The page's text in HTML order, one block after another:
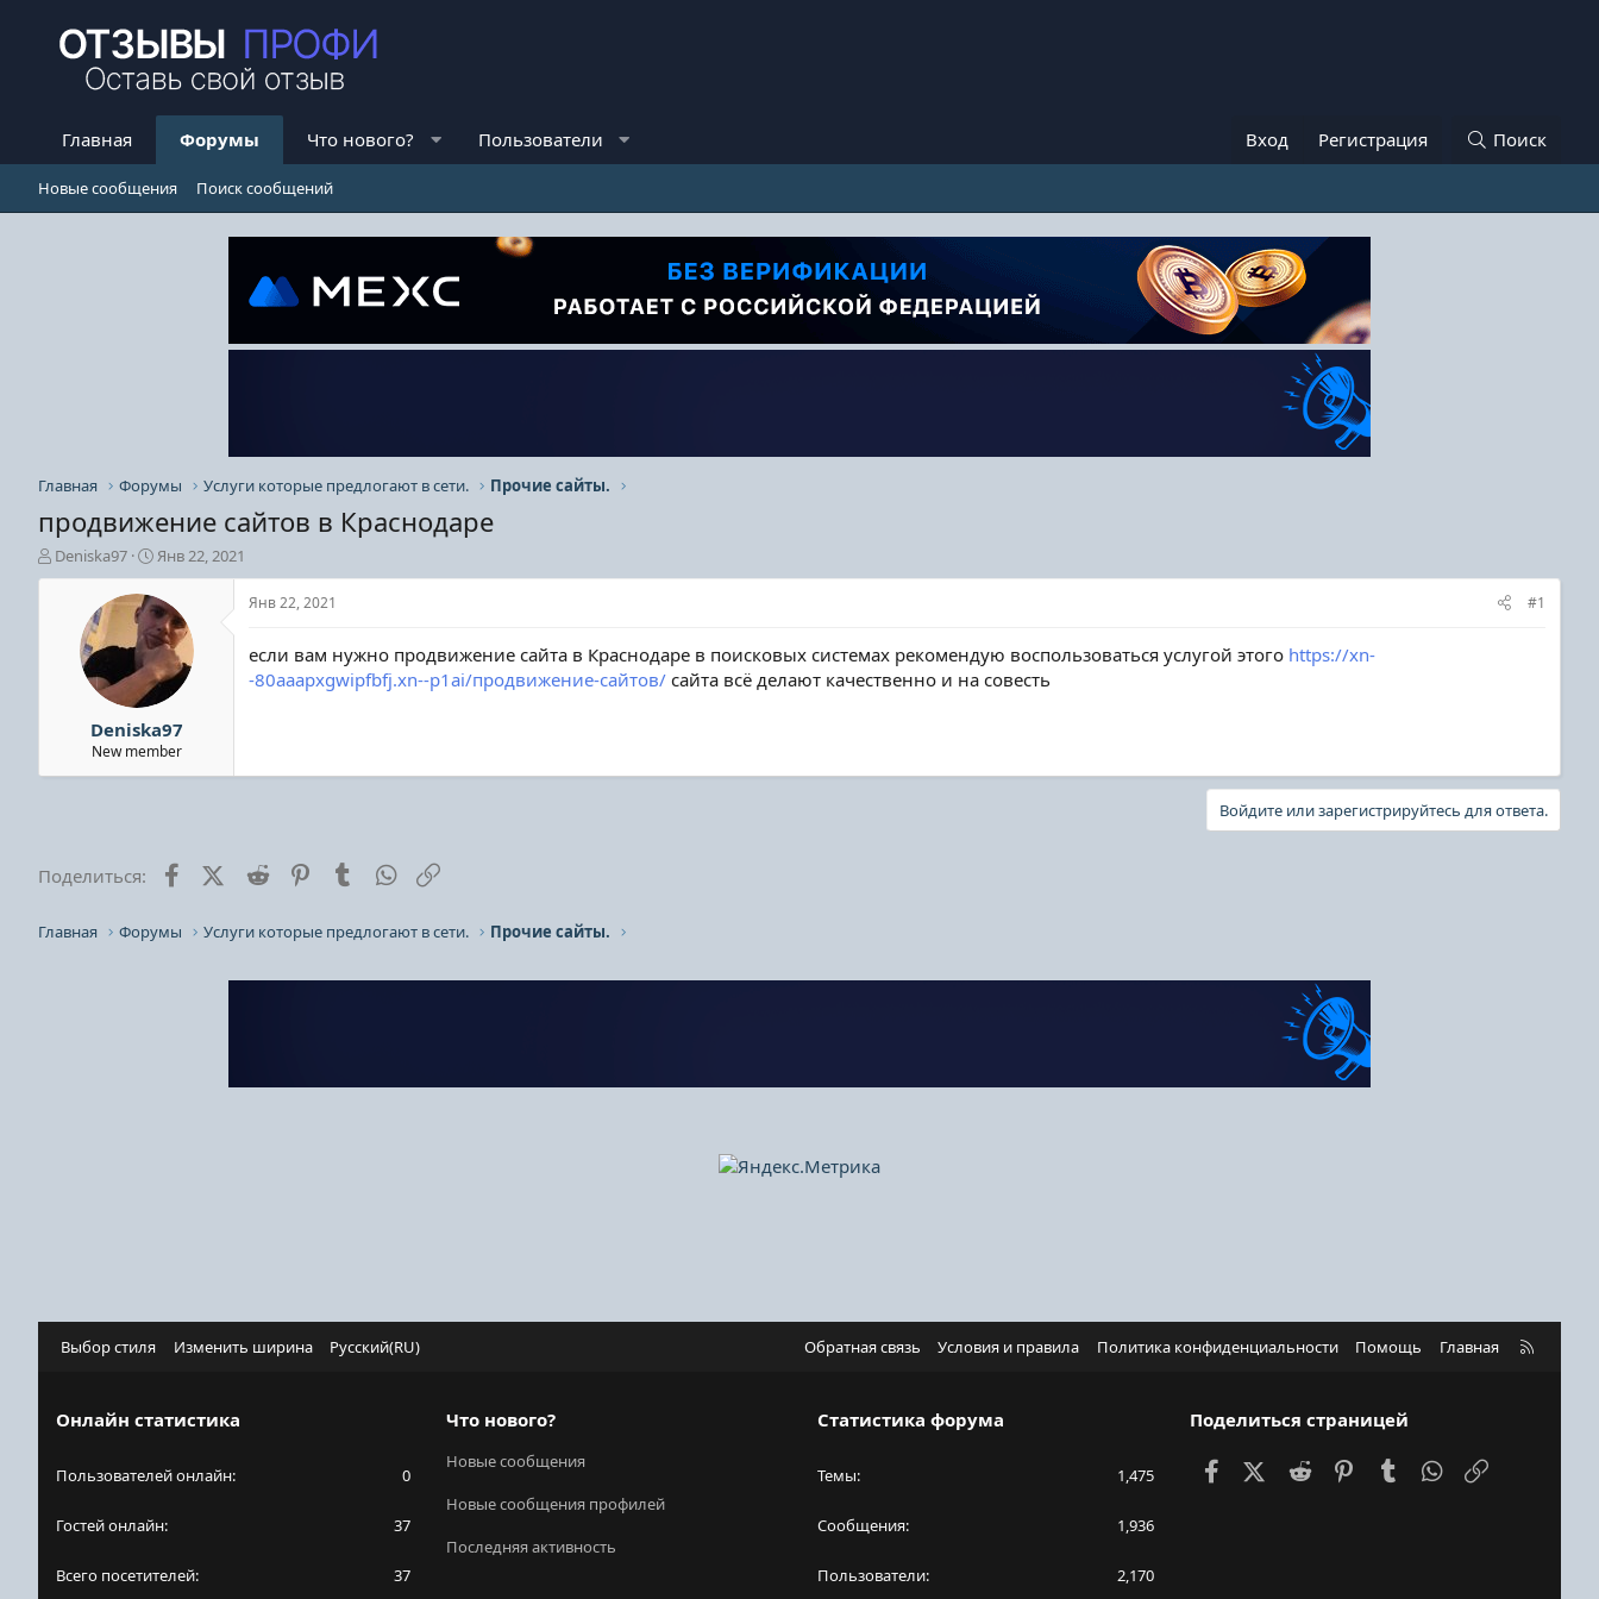
Главная Форумы Что нового? Пользователи Вход Регистрация Поиск
Новые сообщения Поиск сообщений
Главная Форумы Услуги которые предлогают в сети. Прочие сайты.
продвижение сайтов в Краснодаре
А
в
Deniska97
Д
а
т
а
н
а
ч
а
л
а
Янв 22, 2021
Deniska97
New member
Янв 22, 2021 #1
если вам нужно продвижение сайта в Краснодаре в поисковых системах рекомендую воспользоваться услугой этого https://xn-
-80aaapxgwipfbfj.xn--p1ai/продвижение-сайтов/ сайта всё делают качественно и на совесть
Войдите или зарегистрируйтесь для ответа.
Поделиться: FacebookX (Twitter)
Reddit PinterestTumblr WhatsApp
Главная Форумы Услуги которые предлогают в сети. Прочие сайты.
Выбор стиля Изменить ширина Русский(RU) Обратная связь Условия и правила Политика конфиденциальности Помощь Главная
R
Онлайн статистика
Пользователей онлайн 0
Гостей онлайн 37
Всего посетителей 37
Что нового?
Новые сообщения
Новые сообщения профилей
Последняя активность
Статистика форума
Темы 1,475
Сообщения 1,936
Пользователи 2,170
Поделиться страницей
FacebookX (Twitter)
Reddit PinterestTumblr WhatsApp